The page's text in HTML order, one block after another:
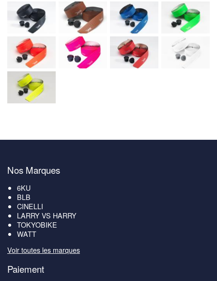
Nos Marques
6KU
BLB
CINELLI
LARRY VS HARRY
TOKYOBIKE
WATT
Voir toutes les marques
Paiement